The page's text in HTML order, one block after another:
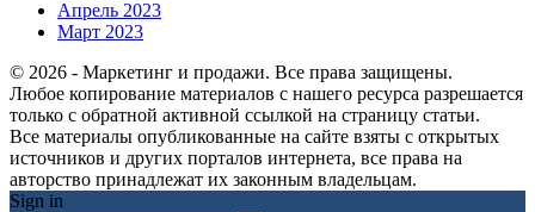
Апрель 2023
Март 2023
© 2026 - Маркетинг и продажи. Все права защищены.
Любое копирование материалов с нашего ресурса разрешается
только с обратной активной ссылкой на страницу статьи.
Все материалы опубликованные на сайте взяты с открытых
источников и других порталов интернета, все права на
авторство принадлежат их законным владельцам.
Sign in